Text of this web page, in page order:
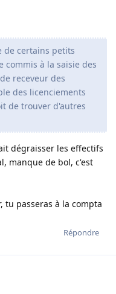
de certains petits
commis à la saisie des
receveur des
des licenciements
de trouver d'autres
dégraisser les effectifs
manque de bol, c'est
tu passeras à la compta
Répondre